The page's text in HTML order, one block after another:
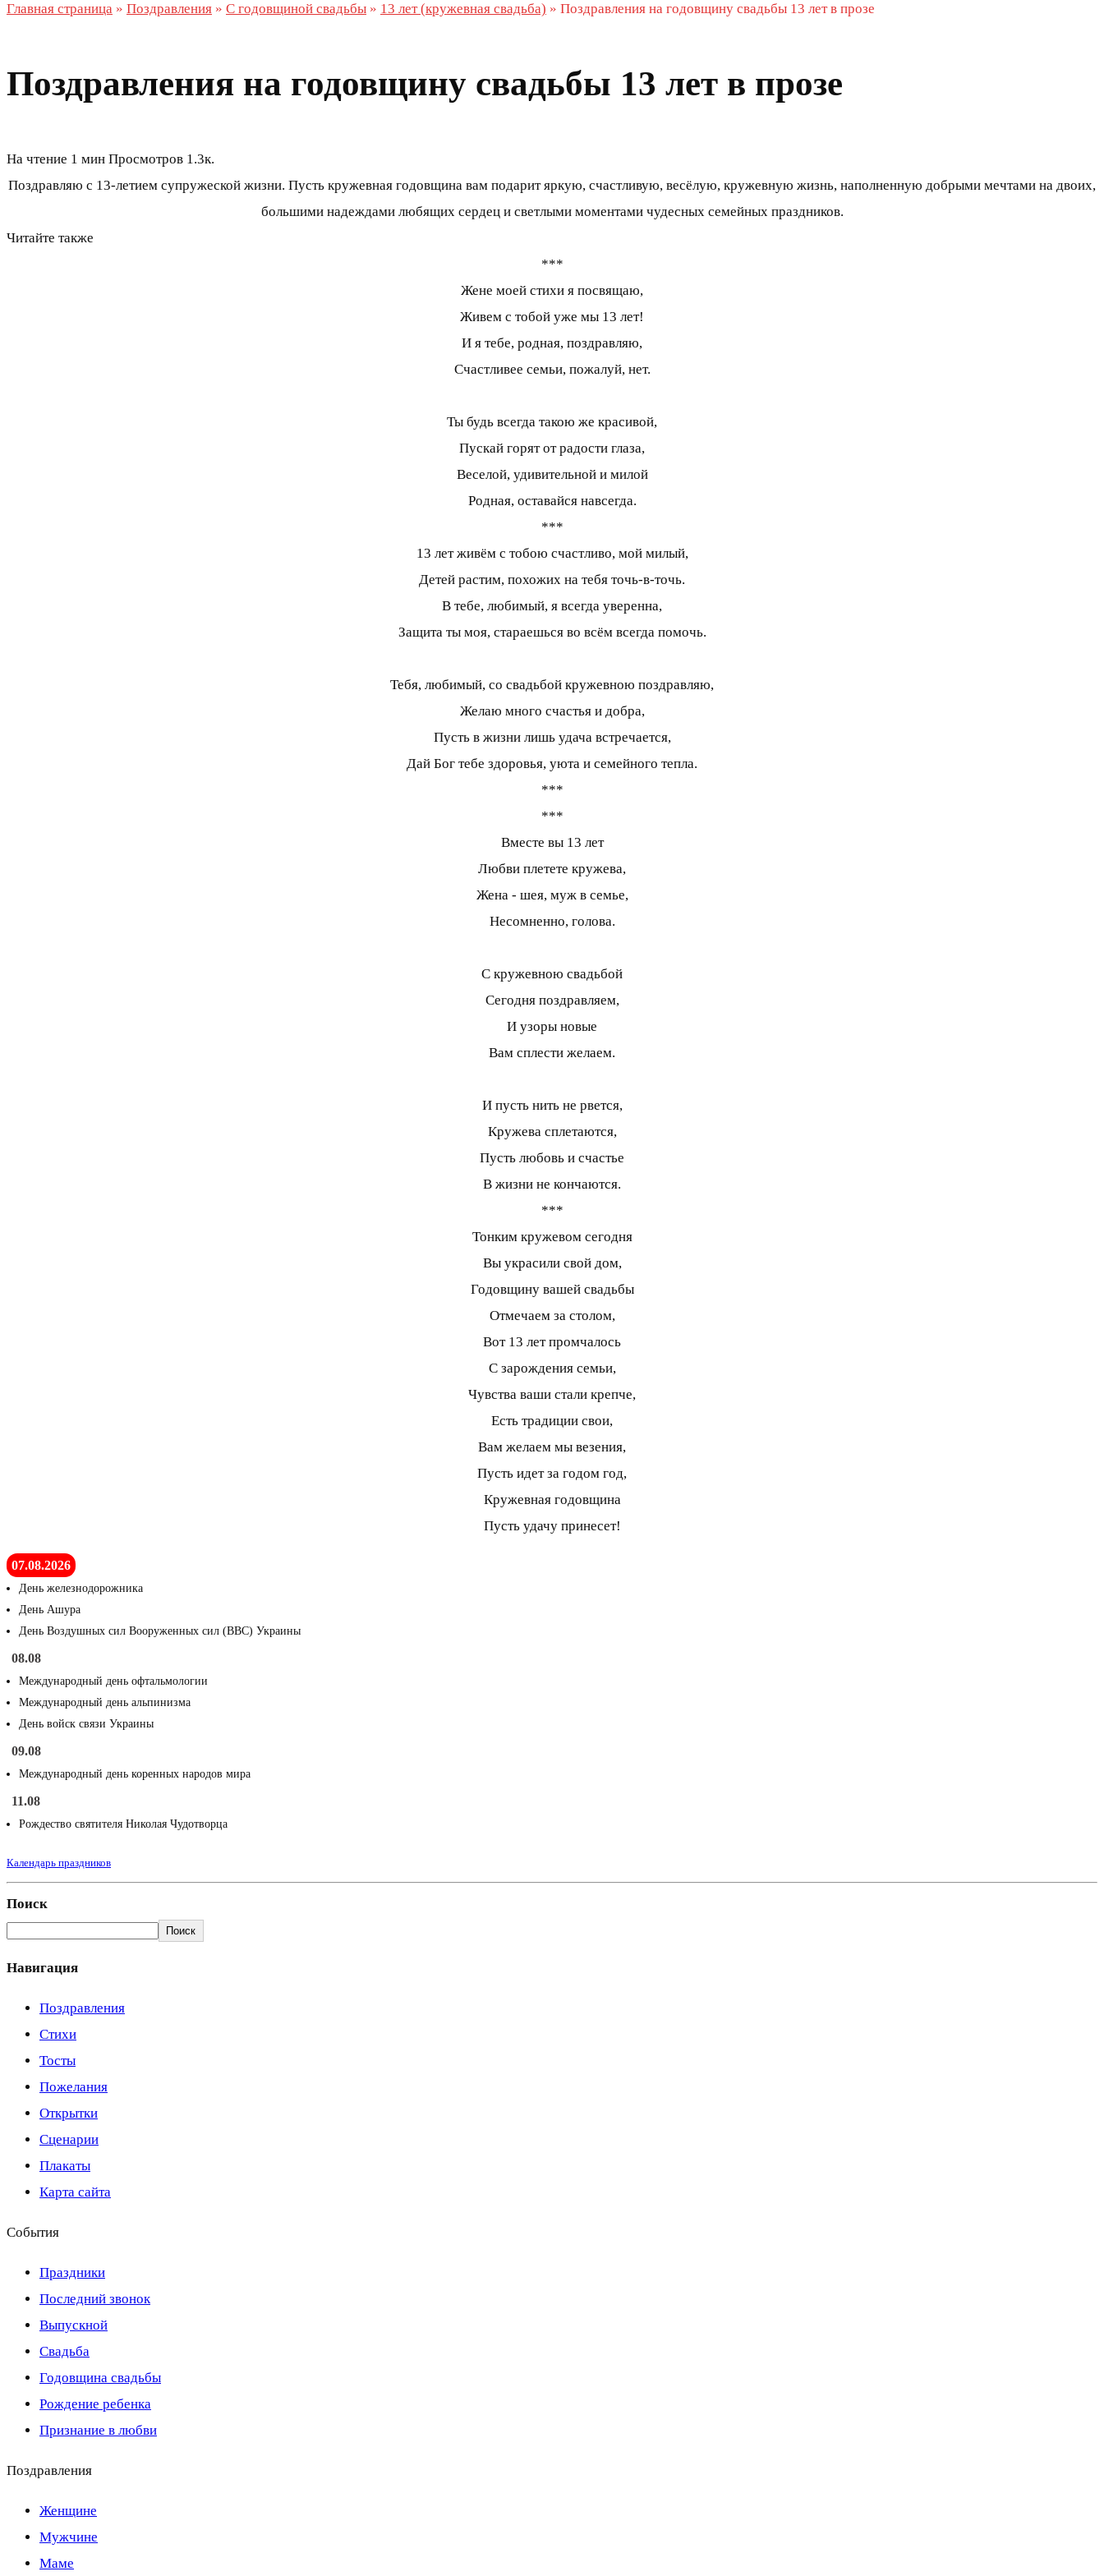
Главная страница » Поздравления » С годовщиной свадьбы » 13 лет (кружевная свадьба) » Поздравления на годовщину свадьбы 13 лет в прозе
Поздравления на годовщину свадьбы 13 лет в прозе
На чтение 1 мин Просмотров 1.3к.
Поздравляю с 13-летием супружеской жизни. Пусть кружевная годовщина вам подарит яркую, счастливую, весёлую, кружевную жизнь, наполненную добрыми мечтами на двоих,
большими надеждами любящих сердец и светлыми моментами чудесных семейных праздников.
Читайте также
***
Жене моей стихи я посвящаю,
Живем с тобой уже мы 13 лет!
И я тебе, родная, поздравляю,
Счастливее семьи, пожалуй, нет.
Ты будь всегда такою же красивой,
Пускай горят от радости глаза,
Веселой, удивительной и милой
Родная, оставайся навсегда.
***
13 лет живём с тобою счастливо, мой милый,
Детей растим, похожих на тебя точь-в-точь.
В тебе, любимый, я всегда уверенна,
Защита ты моя, стараешься во всём всегда помочь.
Тебя, любимый, со свадьбой кружевною поздравляю,
Желаю много счастья и добра,
Пусть в жизни лишь удача встречается,
Дай Бог тебе здоровья, уюта и семейного тепла.
***
***
Вместе вы 13 лет
Любви плетете кружева,
Жена - шея, муж в семье,
Несомненно, голова.
С кружевною свадьбой
Сегодня поздравляем,
И узоры новые
Вам сплести желаем.
И пусть нить не рвется,
Кружева сплетаются,
Пусть любовь и счастье
В жизни не кончаются.
***
Тонким кружевом сегодня
Вы украсили свой дом,
Годовщину вашей свадьбы
Отмечаем за столом,
Вот 13 лет промчалось
С зарождения семьи,
Чувства ваши стали крепче,
Есть традиции свои,
Вам желаем мы везения,
Пусть идет за годом год,
Кружевная годовщина
Пусть удачу принесет!
07.08.2026
День железнодорожника
День Ашура
День Воздушных сил Вооруженных сил (ВВС) Украины
08.08
Международный день офтальмологии
Международный день альпинизма
День войск связи Украины
09.08
Международный день коренных народов мира
11.08
Рождество святителя Николая Чудотворца
Календарь праздников
Поиск
Поиск
Навигация
Поздравления
Стихи
Тосты
Пожелания
Открытки
Сценарии
Плакаты
Карта сайта
События
Праздники
Последний звонок
Выпускной
Свадьба
Годовщина свадьбы
Рождение ребенка
Признание в любви
Поздравления
Женщине
Мужчине
Маме